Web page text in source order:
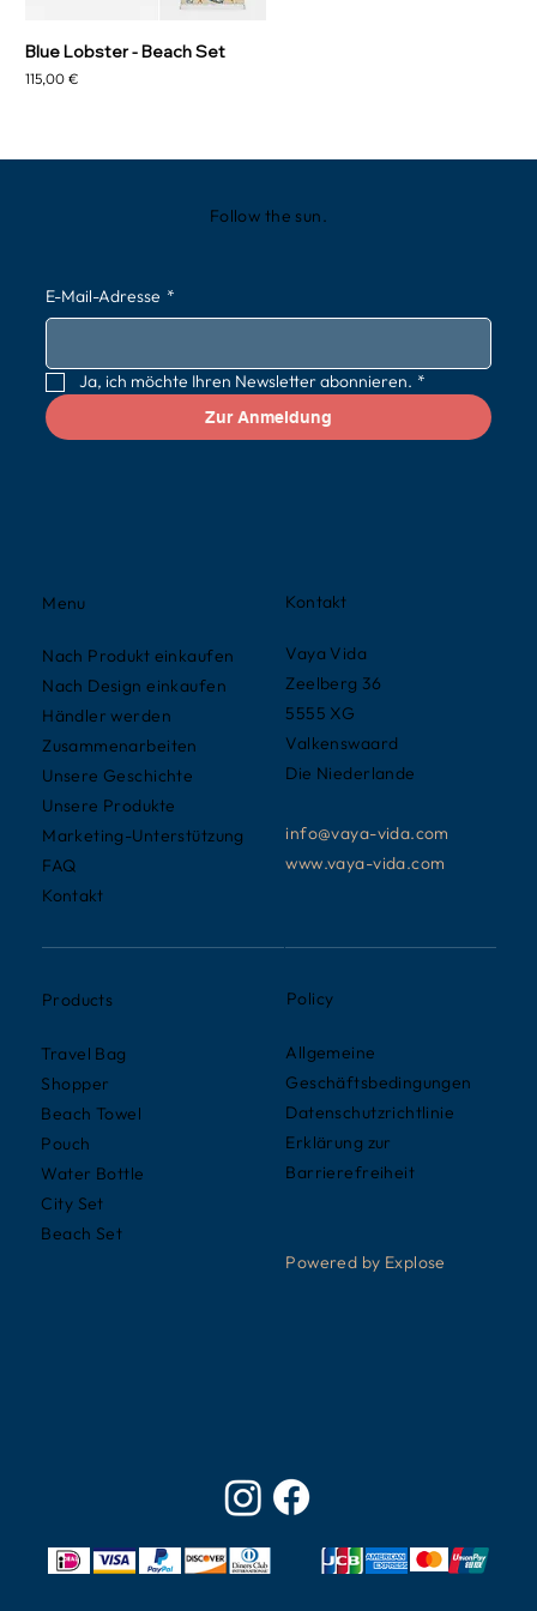
Blue Lobster - Beach Set
Preis
115,00 €
Kontakt
Vaya Vida
Zeelberg 36
5555 XG
Valkenswaard
Die Niederlande
info@vaya-vida.com
www.vaya-vida.com
Menu
Nach Produkt einkaufen
Nach Design einkaufen
Händler werden
Zusammenarbeiten
Unsere Geschichte
Unsere Produkte
Marketing-Unterstützung
FAQ
Kontakt
Products
Travel Bag
Shopper
Beach Towel
Pouch
Water Bottle
City Set
Beach Set
Policy
Allgemeine
Geschäftsbedingungen
Datenschutzrichtlinie
Erklärung zur
Barrierefreiheit
Powered by Explose
Follow the sun.
E-Mail-Adresse *
Ja, ich möchte Ihren Newsletter abonnieren. *
Zur Anmeldung